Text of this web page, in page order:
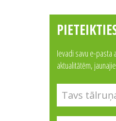
Ievadi savu e-pasta
aktualitātēm,